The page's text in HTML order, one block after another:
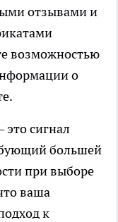
отзывами и
возможностью
о
это сигнал
большей
при выборе
ваша
к